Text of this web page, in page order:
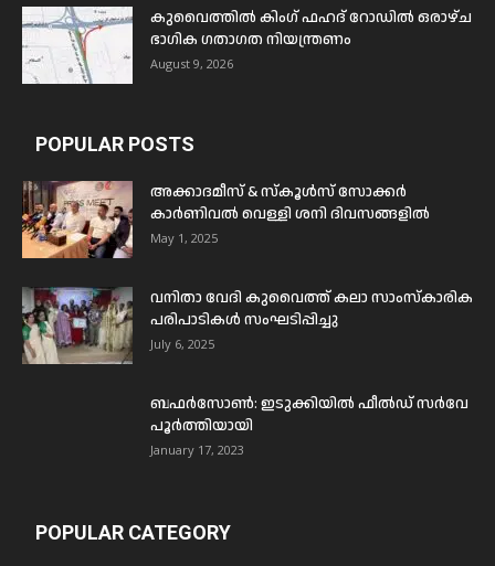
കുവൈത്തിൽ കിംഗ് ഫഹദ് റോഡിൽ ഒരാഴ്ച
ഭാഗിക ഗതാഗത നിയന്ത്രണം
August 9, 2026
POPULAR POSTS
അക്കാദമീസ് & സ്കൂൾസ് സോക്കർ
കാർണിവൽ വെള്ളി ശനി ദിവസങ്ങളിൽ
May 1, 2025
വനിതാ വേദി കുവൈത്ത് കലാ സാംസ്കാരിക
പരിപാടികൾ സംഘടിപ്പിച്ചു
July 6, 2025
ബഫര്‍സോണ്‍: ഇടുക്കിയില്‍ ഫീല്‍ഡ് സര്‍വേ
പൂര്‍ത്തിയായി
January 17, 2023
POPULAR CATEGORY